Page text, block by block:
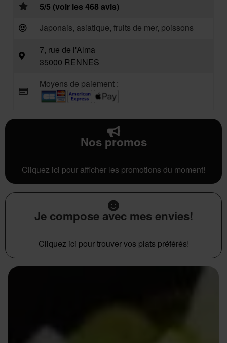
5/5 (voir les 468 avis)
Japonais, asiatique, fruits de mer, poissons
7, rue de l'Alma
35000 RENNES
Moyens de paiement :
Nos promos
Cliquez ici pour afficher les promotions du moment!
Je compose avec mes envies!
Cliquez ici pour trouver vos plats préférés!